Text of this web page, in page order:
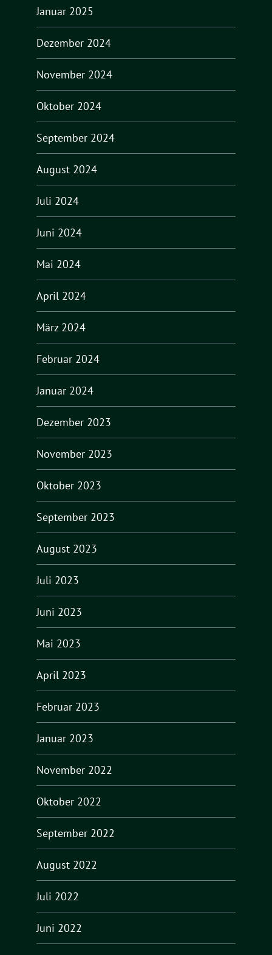
Januar 2025
Dezember 2024
November 2024
Oktober 2024
September 2024
August 2024
Juli 2024
Juni 2024
Mai 2024
April 2024
März 2024
Februar 2024
Januar 2024
Dezember 2023
November 2023
Oktober 2023
September 2023
August 2023
Juli 2023
Juni 2023
Mai 2023
April 2023
Februar 2023
Januar 2023
November 2022
Oktober 2022
September 2022
August 2022
Juli 2022
Juni 2022